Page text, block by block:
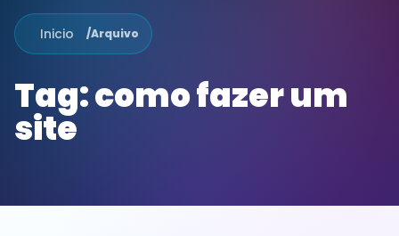
Inicio /Arquivo
Tag:como fazer um
site